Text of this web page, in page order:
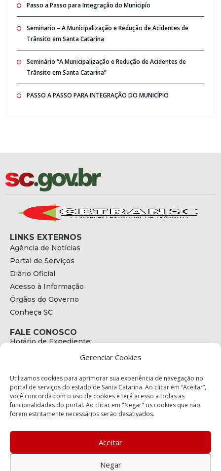
Gerenciar Cookies
Utilizamos cookies para aprimorar sua experiência de navegação no
portal de serviços do estado de Santa Catarina. Ao clicar em “Aceitar”,
você concorda com o uso de cookies e terá acesso a todas as
funcionalidades do portal. Ao clicar em "Negar" os cookies que não
forem estritamente necessários serão desativados.
Aceitar
Negar
Passo a Passo para Integração do Municipío
Seminario – A Municipalização e Redução de Acidentes de
Trânsito em Santa Catarina
Seminário “A Municipalização e Redução de Acidentes de
Trânsito em Santa Catarina”
PASSO A PASSO PARA INTEGRAÇÃO DO MUNICÍPIO
LINKS EXTERNOS
Agência de Notícias
Portal de Serviços
Diário Oficial
Acesso à Informação
Órgãos do Governo
Conheça SC
FALE CONOSCO
Horário de Expediente:
E-mail:
secretariaexecutiva@cetran.sc.gov.br
ENDEREÇO
Endereço:
Bairro:
Coqueiros, Florianópolis SC
88.080-160